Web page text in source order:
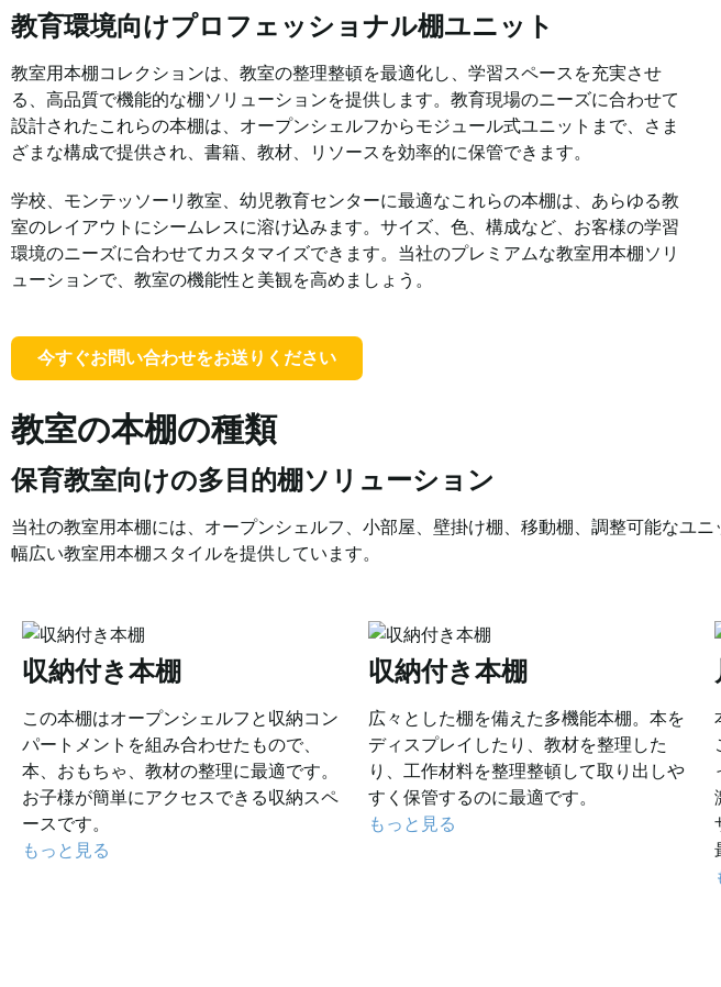
教育環境向けプロフェッショナル棚ユニット
教室用本棚コレクションは、教室の整理整頓を最適化し、学習スペースを充実させ
る、高品質で機能的な棚ソリューションを提供します。教育現場のニーズに合わせて
設計されたこれらの本棚は、オープンシェルフからモジュール式ユニットまで、さま
ざまな構成で提供され、書籍、教材、リソースを効率的に保管できます。
学校、モンテッソーリ教室、幼児教育センターに最適なこれらの本棚は、あらゆる教
室のレイアウトにシームレスに溶け込みます。サイズ、色、構成など、お客様の学習
環境のニーズに合わせてカスタマイズできます。当社のプレミアムな教室用本棚ソリ
ューションで、教室の機能性と美観を高めましょう。
今すぐお問い合わせをお送りください
教室の本棚の種類
保育教室向けの多目的棚ソリューション
当社の教室用本棚には、オープンシェルフ、小部屋、壁掛け棚、移動棚、調整可能なユ
幅広い教室用本棚スタイルを提供しています。
収納付き本棚
この本棚はオープンシェルフと収納コン
パートメントを組み合わせたもので、
本、おもちゃ、教材の整理に最適です。
お子様が簡単にアクセスできる収納スペ
ースです。
もっと見る
収納付き本棚
広々とした棚を備えた多機能本棚。本を
ディスプレイしたり、教材を整理した
り、工作材料を整理整頓して取り出しや
すく保管するのに最適です。
もっと見る